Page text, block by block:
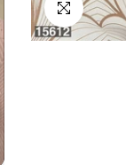
انقر للتكبير